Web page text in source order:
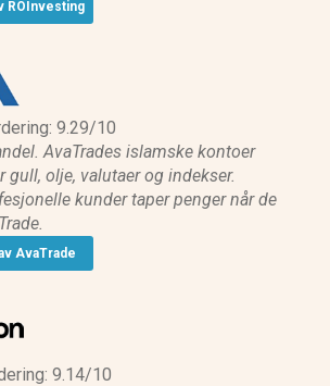
ROInvesting
9.29/10
AvaTrades islamske kontoer
gull, olje, valutaer og indekser.
kunder taper penger når de
AvaTrade
9.14/10